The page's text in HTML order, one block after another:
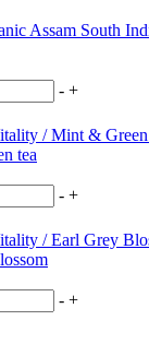
Assam South
- +
tea
- +
- +